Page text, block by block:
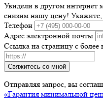
Увидели в другом интернет
снизим нашу цену! Укажите,
Телефон
Адрес электронной почты
Ссылка на страницу с более
Свяжитесь со мной
Отправляя запрос, вы
«Гарантия минимальной